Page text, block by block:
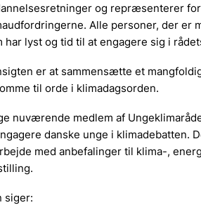
og repræsenterer
Alle personer, der er
har lyst og tid til at engagere sig i
er at sammensætte et
til orde i klimadagsorden.
nuværende medlem af
danske unge i klimadebatten.
med anbefalinger til klima-,
siger: